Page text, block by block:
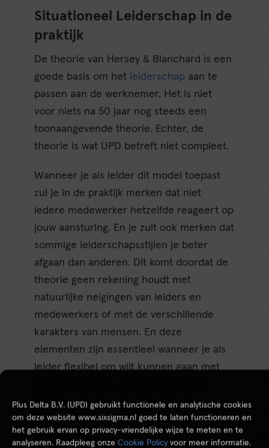
Plus Delta B.V. (UPD) gebruikt functionele en analytische cookies
om deze website www.sixsigma.nl goed te laten functioneren en
het gebruik ervan op privacy-vriendelijke wijze te meten en te
analyseren. Raadpleeg onze Cookie Policy voor meer informatie.
Situationeel Leiderschap in de
praktijk
De theorie van Hersey & Blanchard is een
goede basis om het leiderschap aan te
passen aan de werknemer. Het is niet
voor niets na 50 jaar nog steeds een
toonaangevende theorie. Echter, de
theorie is wat UPD betreft niet compleet.
Wanneer je als leider dit model toepast
zul je in de praktijk merken dat niet
iedere medewerker hetzelfde reageert op
jouw aansturing. En je zult ook merken dat
sommige leiderschapsstijlen je beter
afgaan dan anderen. Dit komt doordat de
theorie geen rekening houdt met
natuurlijke neigingen van leiders en
medewerkers of met de verschillende
karakters van mensen. En deze
elementen zijn essentieel wanneer je als
leider flexibel om wilt kunnen gaan met
theorie vanSituationeel Leiderschap
daarom altijd aan met deteamrollen van
Belbin .